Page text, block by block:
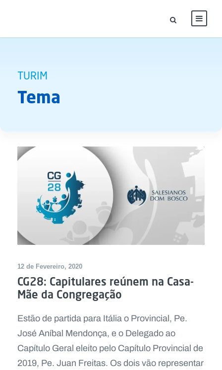
TURIM
Tema
12 de Fevereiro, 2020
CG28: Capitulares reúnem na Casa-
Mãe da Congregação
Estão de partida para Itália o Provincial, Pe.
José Aníbal Mendonça, e o Delegado ao
Capítulo Geral eleito pelo Capítulo Provincial de
2019, Pe. Juan Freitas. Os dois vão representar